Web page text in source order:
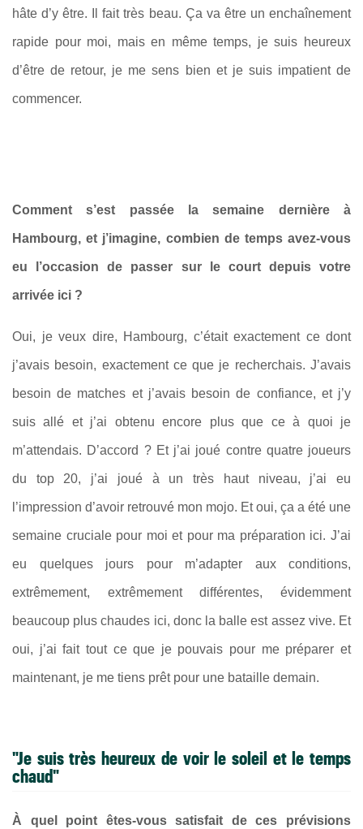
hâte d’y être. Il fait très beau. Ça va être un enchaînement
rapide pour moi, mais en même temps, je suis heureux
d’être de retour, je me sens bien et je suis impatient de
commencer.
Comment s’est passée la semaine dernière à
Hambourg, et j’imagine, combien de temps avez-vous
eu l’occasion de passer sur le court depuis votre
arrivée ici ?
Oui, je veux dire, Hambourg, c’était exactement ce dont
j’avais besoin, exactement ce que je recherchais. J’avais
besoin de matches et j’avais besoin de confiance, et j’y
suis allé et j’ai obtenu encore plus que ce à quoi je
m’attendais. D’accord ? Et j’ai joué contre quatre joueurs
du top 20, j’ai joué à un très haut niveau, j’ai eu
l’impression d’avoir retrouvé mon mojo. Et oui, ça a été une
semaine cruciale pour moi et pour ma préparation ici. J’ai
eu quelques jours pour m’adapter aux conditions,
extrêmement, extrêmement différentes, évidemment
beaucoup plus chaudes ici, donc la balle est assez vive. Et
oui, j’ai fait tout ce que je pouvais pour me préparer et
maintenant, je me tiens prêt pour une bataille demain.
"Je suis très heureux de voir le soleil et le temps
chaud"
À quel point êtes-vous satisfait de ces prévisions